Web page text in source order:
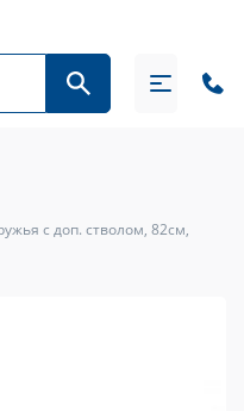
с доп. стволом, 82см,